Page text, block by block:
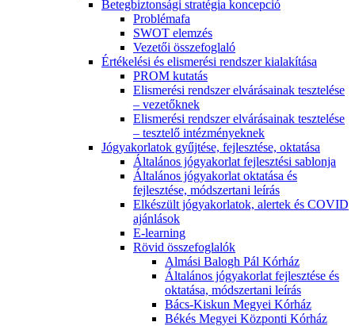
Betegbiztonsági stratégia koncepció
Problémafa
SWOT elemzés
Vezetői összefoglaló
Értékelési és elismerési rendszer kialakítása
PROM kutatás
Elismerési rendszer elvárásainak tesztelése
– vezetőknek
Elismerési rendszer elvárásainak tesztelése
– tesztelő intézményeknek
Jógyakorlatok gyűjtése, fejlesztése, oktatása
Általános jógyakorlat fejlesztési sablonja
Általános jógyakorlat oktatása és
fejlesztése, módszertani leírás
Elkészült jógyakorlatok, alertek és COVID
ajánlások
E-learning
Rövid összefoglalók
Almási Balogh Pál Kórház
Általános jógyakorlat fejlesztése és
oktatása, módszertani leírás
Bács-Kiskun Megyei Kórház
Békés Megyei Központi Kórház